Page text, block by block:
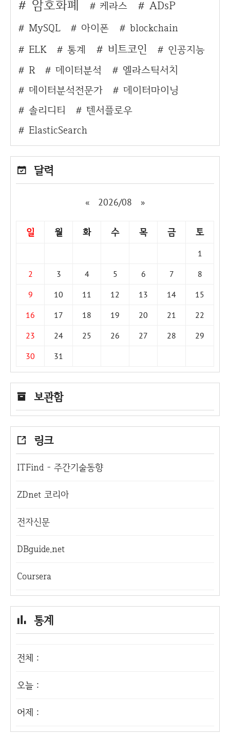
암호화폐 케라스 ADsP
MySQL 아이폰
blockchain
ELK
통계 비트코인
인공지능
R
데이터분석
엘라스틱서치
데이터분석전문가
데이터마이닝
솔리디티
텐서플로우
ElasticSearch
달력
« 2026/08 »
일 월 화 수 목 금 토
1
2
3 4 5 6 7
8
9
10 11 12 13 14
15
16
17 18 19 20 21
22
23
24 25 26 27 28
29
30
31
보관함
링크
ITFind - 주간기술동향
ZDnet 코리아
전자신문
DBguide.net
Coursera
통계
전체 :
오늘 :
어제 :